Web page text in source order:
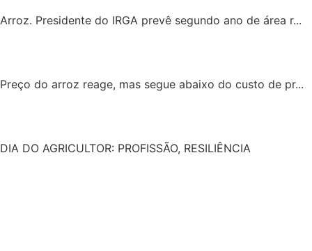
Arroz. Presidente do IRGA prevê segundo ano de área r...
Preço do arroz reage, mas segue abaixo do custo de pr...
DIA DO AGRICULTOR: PROFISSÃO, RESILIÊNCIA